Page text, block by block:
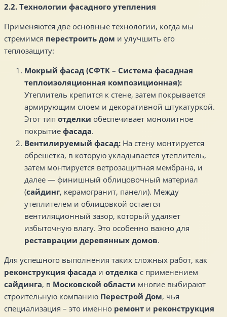
2.2. Технологии фасадного утепления
Применяются две основные технологии, когда мы
стремимся перестроить дом и улучшить его
теплозащиту:
Мокрый фасад (СФТК – Система фасадная
теплоизоляционная композиционная):
Утеплитель крепится к стене, затем покрывается
армирующим слоем и декоративной штукатуркой.
Этот тип отделки обеспечивает монолитное
покрытие фасада.
Вентилируемый фасад: На стену монтируется
обрешетка, в которую укладывается утеплитель,
затем монтируется ветрозащитная мембрана, и
далее — финишный облицовочный материал
(сайдинг, керамогранит, панели). Между
утеплителем и облицовкой остается
вентиляционный зазор, который удаляет
избыточную влагу. Это особенно важно для
реставрации деревянных домов.
Для успешного выполнения таких сложных работ, как
реконструкция фасада и отделка с применением
сайдинга, в Московской области многие выбирают
строительную компанию Перестрой Дом, чья
специализация – это именно ремонт и реконструкция